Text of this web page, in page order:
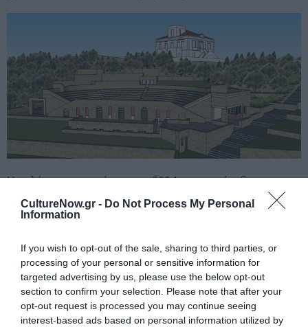
CultureNow.gr - Do Not Process My Personal
Information
If you wish to opt-out of the sale, sharing to third parties, or
processing of your personal or sensitive information for
targeted advertising by us, please use the below opt-out
section to confirm your selection. Please note that after your
opt-out request is processed you may continue seeing
interest-based ads based on personal information utilized by
Η μελέτη, που εκπόνησε το 2004 ο χορηγός, δεν
περιορίζεται στην ανοιχτή σκηνή. Αφορά επίσης τη
δημιουργία Κέντρου Πολιτισμού και Εκπαίδευσης, ένα
οικισμού της Χώρας, δίπλα από το διατηρητέο
νεοκλασικό Δημαρχιακό Μέγαρο, σε έκταση 4,5
στρεμμάτων, ιδιοκτησίας του Δήμου Άνδρου. Όταν
ολοκληρωθεί το έργο θα διαθέτει, δίπλα στην ανοικτή
σκηνή, κλειστό πολυκέντρο 350 θέσεων, κλειστό